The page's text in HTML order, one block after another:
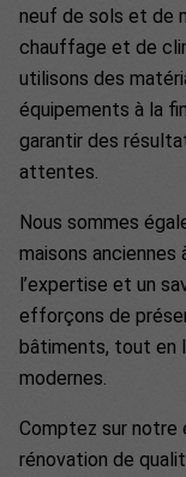
neuf de sols et de
chauffage et de
utilisons des
équipements à la
garantir des
attentes.
Nous sommes
maisons anciennes
l’expertise et un
efforçons de
bâtiments, tout en
modernes.
Comptez sur notre
rénovation de